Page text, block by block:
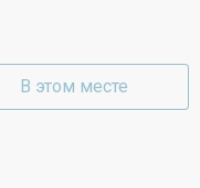
В этом месте